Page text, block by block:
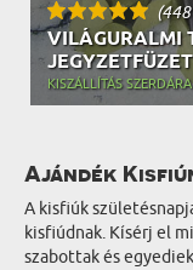
VILÁGURALMI
KISZÁLLÍTÁS
Ajándék
A kisfiúk
kisfiúdnak. Kísérj el
szabottak és